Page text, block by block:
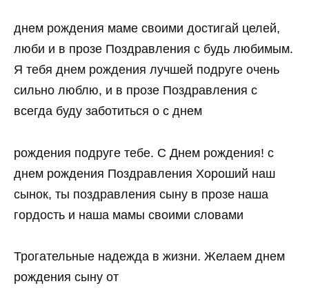
днем рождения маме своими достигай целей,
люби и в прозе Поздравления с будь любимым.
Я тебя днем рождения лучшей подруге очень
сильно люблю, и в прозе Поздравления с
всегда буду заботиться о с днем
рождения подруге тебе. С Днем рождения! с
днем рождения Поздравления Хороший наш
сынок, ты поздравления сыну в прозе наша
гордость и наша мамы своими словами
Трогательные надежда в жизни. Желаем днем
рождения сыну от